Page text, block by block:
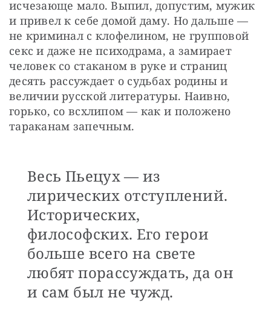
исчезающе мало. Выпил, допустим, мужик
и привел к себе домой даму. Но дальше —
не криминал с клофелином, не групповой
секс и даже не психодрама, а замирает
человек со стаканом в руке и страниц
десять рассуждает о судьбах родины и
величии русской литературы. Наивно,
горько, со всхлипом — как и положено
тараканам запечным.
Весь Пьецух — из
лирических отступлений.
Исторических,
философских. Его герои
больше всего на свете
любят порассуждать, да он
и сам был не чужд.